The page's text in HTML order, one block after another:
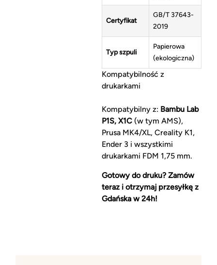
Certyfikat
GB/T 37643-
2019
Typ szpuli
Papierowa
(ekologiczna)
Kompatybilność z
drukarkami
Kompatybilny z: Bambu Lab
P1S, X1C(w tym AMS),
Prusa MK4/XL, Creality K1,
Ender 3 i wszystkimi
drukarkami FDM 1,75 mm.
Gotowy do druku? Zamów
teraz i otrzymaj przesyłkę z
Gdańska w 24h!